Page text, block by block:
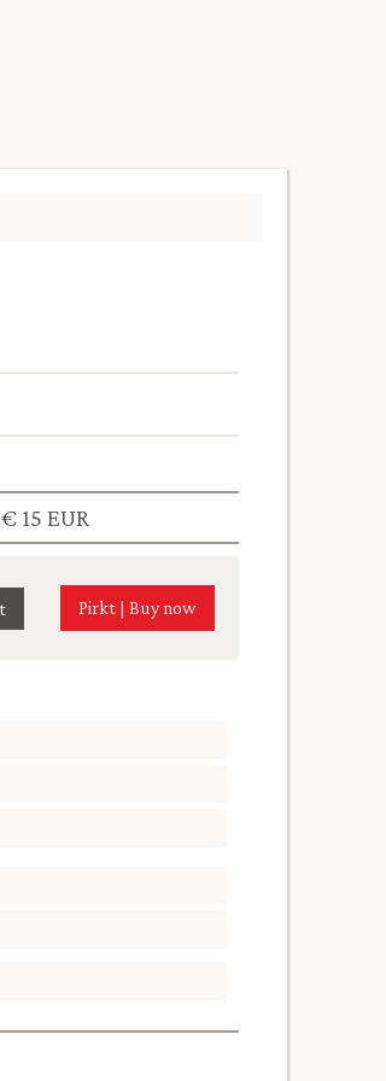
€ 15 EUR
Pirkt | Buy now